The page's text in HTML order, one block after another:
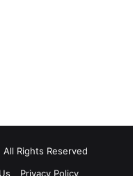
Rights Reserved
Privacy Policy